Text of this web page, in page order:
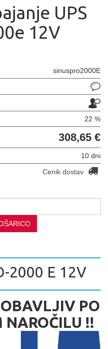
UPS
12V
sinuspro2000E
22 %
308,65 €
10 dni
Cenik dostav
2000 E 12V
PO
NAROČILU !!